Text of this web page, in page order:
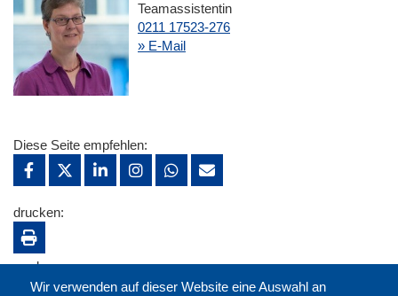
Teamassistentin
0211 17523-276
» E-Mail
Wir verwenden auf dieser Website eine Auswahl an
Diese Seite empfehlen:
drucken:
merken: